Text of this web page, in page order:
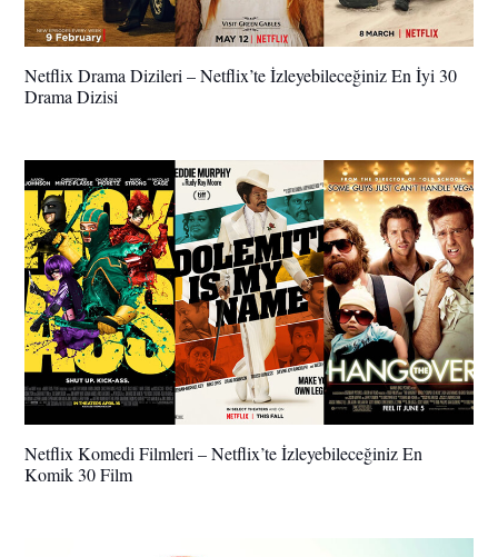
Netflix Drama Dizileri – Netflix’te İzleyebileceğiniz En İyi 30
Drama Dizisi
Netflix Komedi Filmleri – Netflix’te İzleyebileceğiniz En
Komik 30 Film